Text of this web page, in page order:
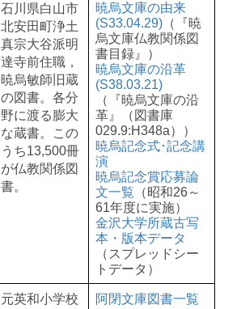
石川県白山市
北安田町浄土
真宗大谷派明
達寺前住職，
暁烏敏師旧蔵
の図書。各分
野に渡る膨大
な蔵書。この
うち13,500冊
が仏教関係図
書。
暁烏文庫の由来
(S33.04.29) （『暁
烏文庫仏教関係図
書目録』）
暁烏文庫の沿革
(S38.03.21)
（『暁烏文庫の沿
革』（図書庫
029.9:H348a））
暁烏記念式･記念講
演
暁烏記念賞応募論
文一覧 （昭和26～
61年度に実施）
金沢大学所蔵古写
本・版本データ
（スプレッドシー
トデータ）
元英和小学校
阿閉文庫図書一覧